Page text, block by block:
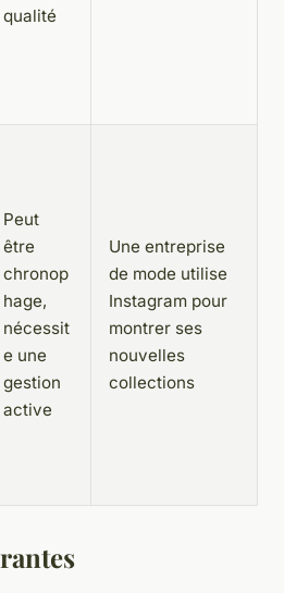
qualité
Peut
être
chronop
hage,
nécessit
e une
gestion
active
Une entreprise
de mode utilise
Instagram pour
montrer ses
nouvelles
collections